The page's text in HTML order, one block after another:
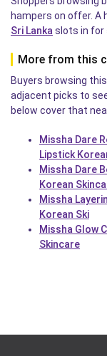
hampers on offer. A
Sri Lankaslots in for
More from this
Buyers browsing
adjacent picks to
below cover that
Missha Dare
Lipstick
Missha Dare
Korean
Missha
Korean Ski
Missha Glow
Skincare